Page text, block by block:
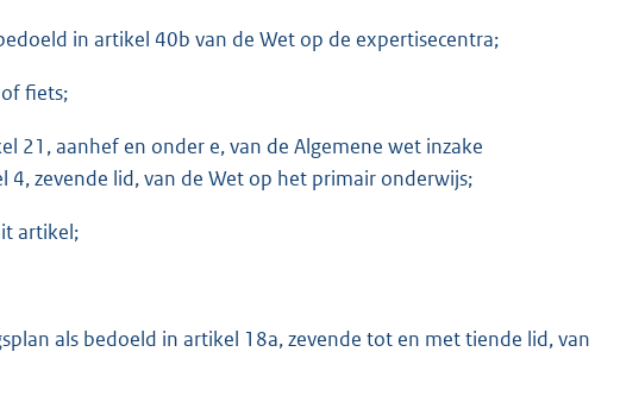
in artikel 40b van de Wet op de expertisecentra;
fiets;
21, aanhef en onder e, van de Algemene wet inzake
zevende lid, van de Wet op het primair onderwijs;
artikel;
als bedoeld in artikel 18a, zevende tot en met tiende lid, van